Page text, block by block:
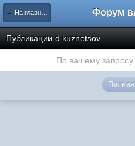
← На главную
Публикации d.kuznetsov
По вашему запросу